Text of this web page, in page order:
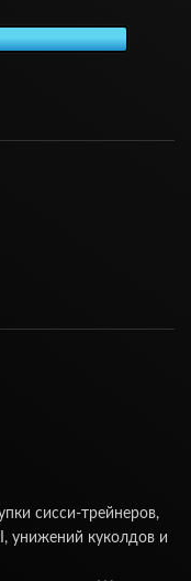
сисси-трейнеров,
унижений куколдов и